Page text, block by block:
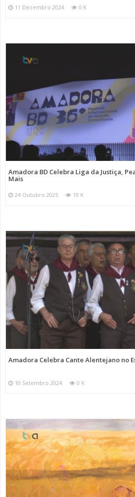
11 Dezembro 2024 0 K
Amadora BD Celebra Liga da Justiça,
Mais
24 Outubro 2025 19 K
Amadora Celebra Cante Alentejano no
10 Setembro 2024 0 K